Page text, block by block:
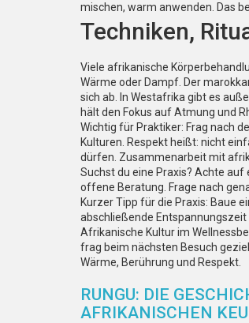
mischen, warm anwenden. Das
Techniken,
Viele afrikanische
Wärme oder Dampf. Der
sich ab. In Westafrika gibt es
hält den Fokus auf Atmung und
Wichtig für Praktiker: Frag nach
Kulturen. Respekt heißt: nicht
dürfen. Zusammenarbeit mit
Suchst du eine Praxis? Achte
offene Beratung. Frage nach
Kurzer Tipp für die Praxis: Baue
abschließende
Afrikanische Kultur im
frag beim nächsten Besuch
Wärme, Berührung und Respekt.
RUNGU: DIE
AFRIKANISCHEN